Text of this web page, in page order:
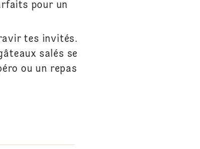
pour un
tes invités.
salés se
ou un repas